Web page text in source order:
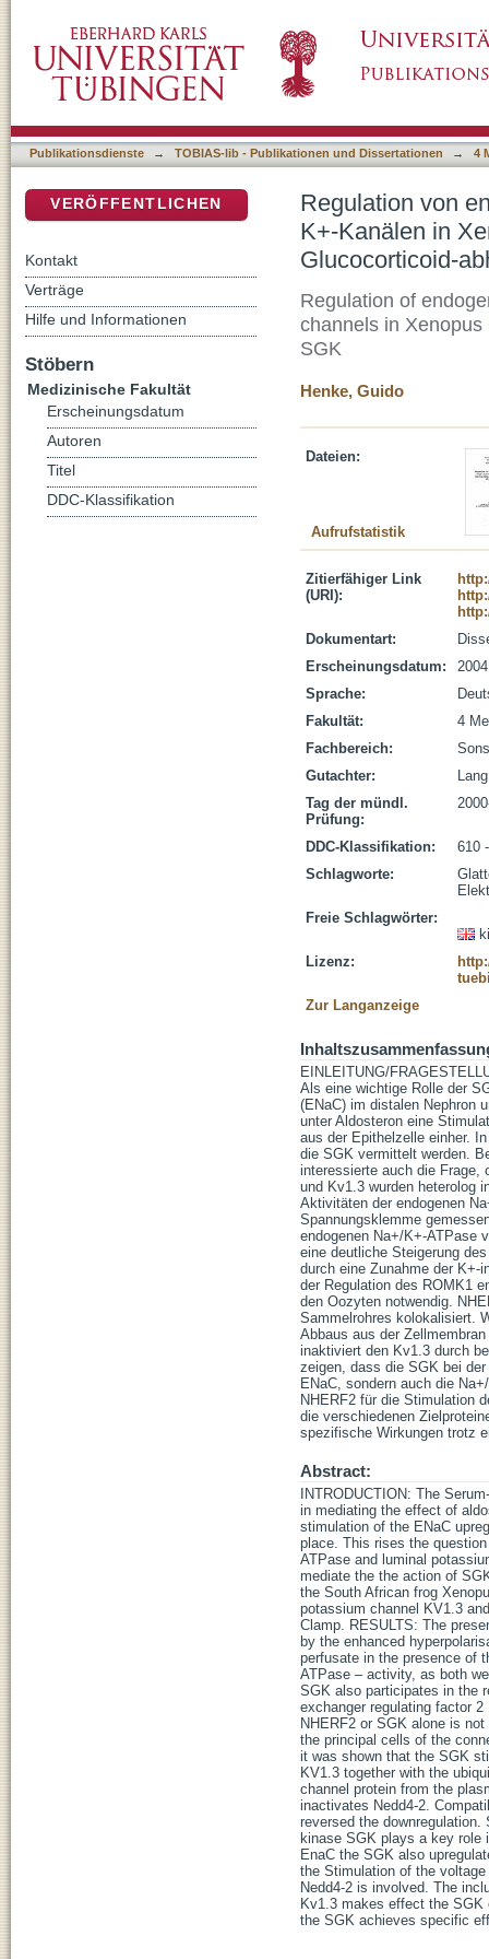
Oozyten durch die Serum- und
Publikationsdienste → TOBIAS-lib - Publikationen und Dissertationen → 4
Regulation von
K+-Kanälen in
Glucocorticoid-
Regulation of
channels in
SGK
Henke, Guido
Dateien:
Aufrufstatistik
Zitierfähiger Link
(URI):
Dokumentart:
Erscheinungsdatum:
2004
Sprache:
Fakultät:
4
Fachbereich:
Gutachter:
Tag der mündl.
Prüfung:
DDC-Klassifikation:
610
Schlagworte:
Freie Schlagwörter:
Lizenz:
Zur Langanzeige
EINLEITUNG/
Als eine wichtige Rolle der
(ENaC) im distalen Nephron
unter Aldosteron eine
aus der Epithelzelle einher.
die SGK vermittelt werden.
interessierte auch die Frage,
und Kv1.3 wurden heterolog
Aktivitäten der endogenen
Spannungsklemme
endogenen Na+/K+-ATPase
eine deutliche Steigerung
durch eine Zunahme der K+-
der Regulation des ROMK1
den Oozyten notwendig.
Sammelrohres kolokalisiert.
Abbaus aus der
inaktiviert den Kv1.3 durch
zeigen, dass die SGK bei
ENaC, sondern auch die
NHERF2 für die Stimulation
die verschiedenen
spezifische Wirkungen trotz
Abstract:
INTRODUCTION: The
in mediating the effect of
stimulation of the ENaC
place. This rises the
ATPase and luminal
mediate the the action of
the South African frog
potassium channel KV1.3
Clamp. RESULTS: The
by the enhanced
perfusate in the presence of
ATPase – activity, as both
SGK also participates in the
exchanger regulating factor
NHERF2 or SGK alone is
the principal cells of the
it was shown that the SGK
KV1.3 together with the
channel protein from the
inactivates Nedd4-2.
reversed the
kinase SGK plays a key role
EnaC the SGK also
the Stimulation of the
Nedd4-2 is involved. The
Kv1.3 makes effect the SGK
the SGK achieves specific
VERÖFFENTLICHEN
Kontakt
Verträge
Hilfe und Informationen
Stöbern
Medizinische Fakultät
Erscheinungsdatum
Autoren
Titel
DDC-Klassifikation